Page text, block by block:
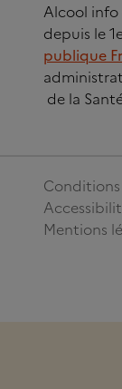
Alcool info
depuis le
publique
de la
Conditions
Mentions